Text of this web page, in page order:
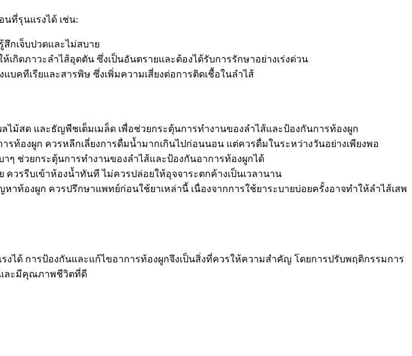
นที่รุนแรงได้ เช่น:
สึกเจ็บปวดและไม่สบาย
กิดภาวะลำไส้อุดตัน ซึ่งเป็นอันตรายและต้องได้รับการรักษาอย่างเร่งด่วน
บคทีเรียและสารพิษ ซึ่งเพิ่มความเสี่ยงต่อการติดเชื้อในลำไส้
ไม้สด และธัญพืชเต็มเมล็ด เพื่อช่วยกระตุ้นการทำงานของลำไส้และป้องกันการท้องผูก
ท้องผูก ควรหลีกเลี่ยงการดื่มน้ำมากเกินไปก่อนนอน แต่ควรดื่มในระหว่างวันอย่างเพียงพอ
าๆ ช่วยกระตุ้นการทำงานของลำไส้และป้องกันอาการท้องผูกได้
ควรรีบเข้าห้องน้ำทันที ไม่ควรปล่อยให้อุจจาระตกค้างเป็นเวลานาน
าท้องผูก ควรปรึกษาแพทย์ก่อนใช้ยาเหล่านี้ เนื่องจากการใช้ยาระบายบ่อยครั้งอาจทำให้ลำไส้เสพ
ด้ การป้องกันและแก้ไขอาการท้องผูกจึงเป็นสิ่งที่ควรให้ความสำคัญ โดยการปรับพฤติกรรมการ
และมีคุณภาพชีวิตที่ดี